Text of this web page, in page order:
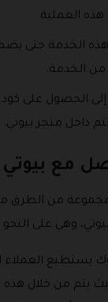
هذه العملية.
هذه الخدمة حتى
الخدمة.
إلى الحصول على
داخل متجر بيوتي.
مع بيوتي
من الطرق
وهي على النحو
يستطيع العملاء
يتم من خلال